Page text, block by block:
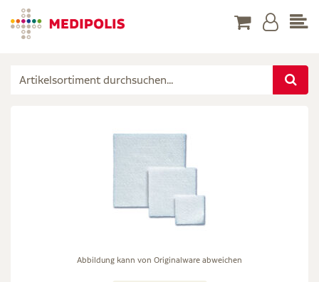
Abbildung kann von Originalware abweichen